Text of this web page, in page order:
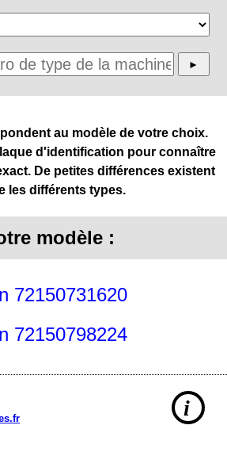
au modèle de votre choix.
d'identification pour connaître
De petites différences existent
les différents types.
modèle :
72150731620
72150798224
i